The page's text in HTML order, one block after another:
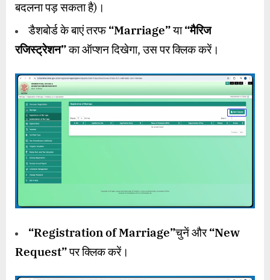
बदलना पड़ सकता है)।
डैशबोर्ड के बाएं तरफ “Marriage”या“मैरिज
रजिस्ट्रेशन”का ऑप्शन दिखेगा, उस पर क्लिक करें।
“Registration of Marriage”चुनें और“New
Request”पर क्लिक करें।